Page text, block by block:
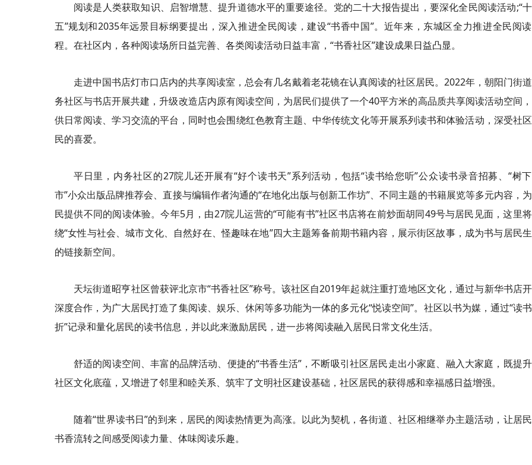
阅读是人类获取知识、启智增慧、提升道德水平的重要途径。党的二十大报告提出，要深化全民阅读活动;“
五”规划和2035年远景目标纲要提出，深入推进全民阅读，建设“书香中国”。近年来，东城区全力推进全民阅
程。在社区内，各种阅读场所日益完善、各类阅读活动日益丰富，“书香社区”建设成果日益凸显。
走进中国书店灯市口店内的共享阅读室，总会有几名戴着老花镜在认真阅读的社区居民。2022年，朝阳门街
务社区与书店开展共建，升级改造店内原有阅读空间，为居民们提供了一个40平方米的高品质共享阅读活动空间
供日常阅读、学习交流的平台，同时也会围绕红色教育主题、中华传统文化等开展系列读书和体验活动，深受社
民的喜爱。
平日里，内务社区的27院儿还开展有“好个读书天”系列活动，包括“读书给您听”公众读书录音招募、“树
市”小众出版品牌推荐会、直接与编辑作者沟通的“在地化出版与创新工作坊”、不同主题的书籍展览等多元内容，
民提供不同的阅读体验。今年5月，由27院儿运营的“可能有书”社区书店将在前炒面胡同49号与居民见面，这里
绕“女性与社会、城市文化、自然好在、怪趣味在地”四大主题筹备前期书籍内容，展示街区故事，成为书与居民
的链接新空间。
天坛街道昭亨社区曾获评北京市“书香社区”称号。该社区自2019年起就注重打造地区文化，通过与新华书店
深度合作，为广大居民打造了集阅读、娱乐、休闲等多功能为一体的多元化“悦读空间”。社区以书为媒，通过“读
折”记录和量化居民的读书信息，并以此来激励居民，进一步将阅读融入居民日常文化生活。
舒适的阅读空间、丰富的品牌活动、便捷的“书香生活”，不断吸引社区居民走出小家庭、融入大家庭，既提
社区文化底蕴，又增进了邻里和睦关系、筑牢了文明社区建设基础，社区居民的获得感和幸福感日益增强。
随着“世界读书日”的到来，居民的阅读热情更为高涨。以此为契机，各街道、社区相继举办主题活动，让居
书香流转之间感受阅读力量、体味阅读乐趣。